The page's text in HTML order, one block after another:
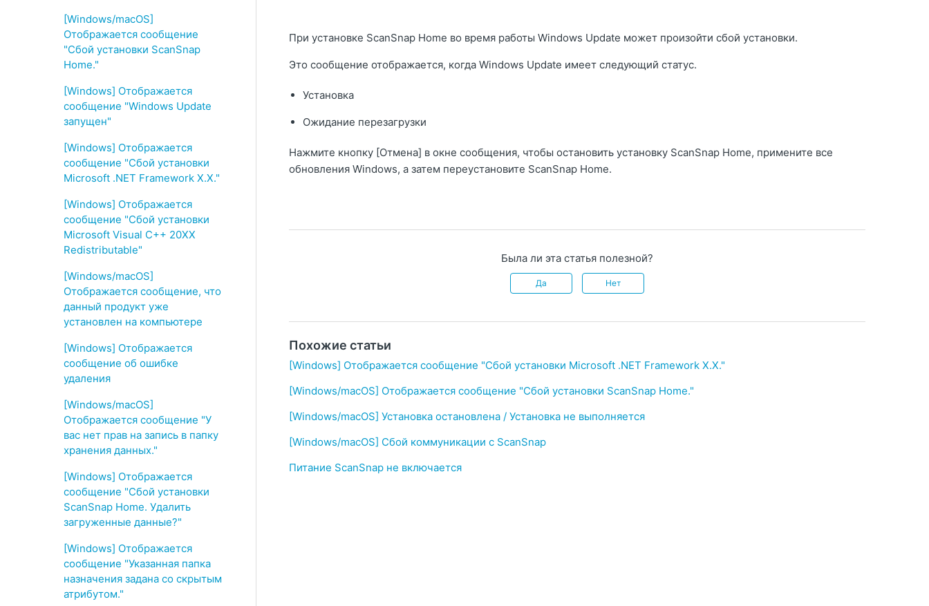
[Windows/macOS]
Отображается сообщение
"Сбой установки ScanSnap
Home."
[Windows] Отображается
сообщение "Windows Update
запущен"
[Windows] Отображается
сообщение "Сбой установки
Microsoft .NET Framework X.X."
[Windows] Отображается
сообщение "Сбой установки
Microsoft Visual C++ 20XX
Redistributable"
[Windows/macOS]
Отображается сообщение, что
данный продукт уже
установлен на компьютере
[Windows] Отображается
сообщение об ошибке
удаления
[Windows/macOS]
Отображается сообщение "У
вас нет прав на запись в папку
хранения данных."
[Windows] Отображается
сообщение "Сбой установки
ScanSnap Home. Удалить
загруженные данные?"
[Windows] Отображается
сообщение "Указанная папка
назначения задана со скрытым
атрибутом."
При установке ScanSnap Home во время работы Windows Update может произойти сбой установки.
Это сообщение отображается, когда Windows Update имеет следующий статус.
Установка
Ожидание перезагрузки
Нажмите кнопку [Отмена] в окне сообщения, чтобы остановить установку ScanSnap Home, примените все
обновления Windows, а затем переустановите ScanSnap Home.
Была ли эта статья полезной?
Да Нет
Похожие статьи
[Windows] Отображается сообщение "Сбой установки Microsoft .NET Framework X.X."
[Windows/macOS] Отображается сообщение "Сбой установки ScanSnap Home."
[Windows/macOS] Установка остановлена / Установка не выполняется
[Windows/macOS] Сбой коммуникации с ScanSnap
Питание ScanSnap не включается